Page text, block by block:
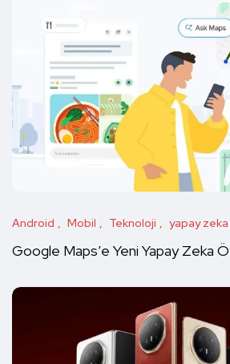
Android Mobil Teknoloji yapay zeka
Google Maps’e Yeni Yapay Zeka